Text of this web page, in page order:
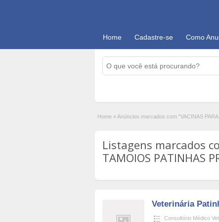
Home Cadastre-se Como
Home »Anúncios marcados com "VACINAS
Listagens marcados
TAMOIOS PATINHAS
Veterinária
Consultório Médico